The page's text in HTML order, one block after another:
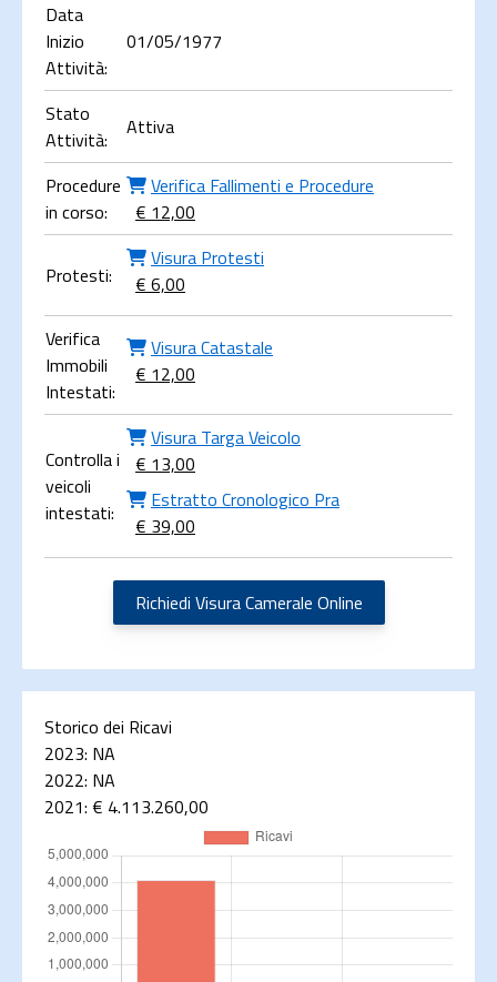
Data
Inizio
Attività:
01/05/1977
Stato
Attività:
Attiva
Procedure
in corso:
Verifica Fallimenti e Procedure
€ 12,00
Protesti:
Visura Protesti
€ 6,00
Verifica
Immobili
Intestati:
Visura Catastale
€ 12,00
Controlla i
veicoli
intestati:
Visura Targa Veicolo
€ 13,00
Estratto Cronologico Pra
€ 39,00
Richiedi Visura Camerale Online
Storico dei Ricavi
2023: NA
2022: NA
2021: € 4.113.260,00